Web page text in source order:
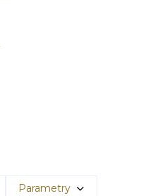
Parametry